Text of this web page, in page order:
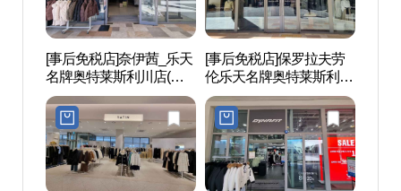
[事后免税店]奈伊茜_乐天
名牌奥特莱斯利川店(나
이스클랍 롯데프리미엄
아울렛 이천점)
[事后免税店]保罗拉夫劳
伦乐天名牌奥特莱斯利川
店(폴로랄프로렌 롯데프
리미엄아울렛 이천점)